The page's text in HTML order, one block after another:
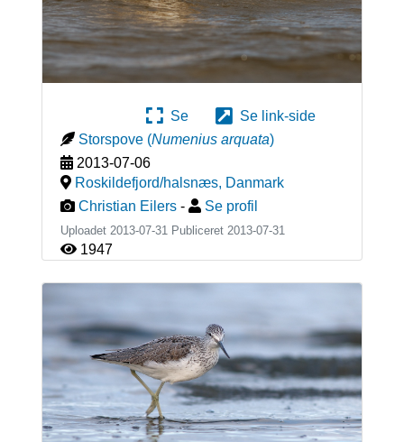
Se
Se link-side
Storspove (Numenius arquata)
2013-07-06
Roskildefjord/halsnæs, Danmark
Christian Eilers - Se profil
Uploadet 2013-07-31 Publiceret 2013-07-31
1947